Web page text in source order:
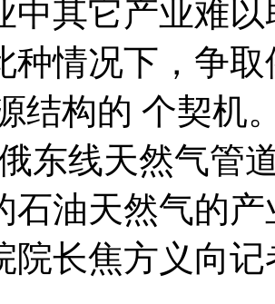
中其它产业难
况下，争取
结构的 个契机
线天然气管道
石油天然气的
院长焦方义向